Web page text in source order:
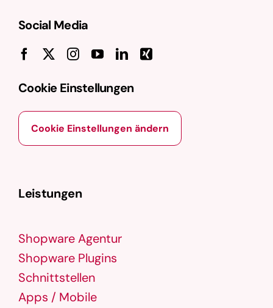
Social Media
Cookie Einstellungen
Cookie Einstellungen ändern
Leistungen
Shopware Agentur
Shopware Plugins
Schnittstellen
Apps / Mobile